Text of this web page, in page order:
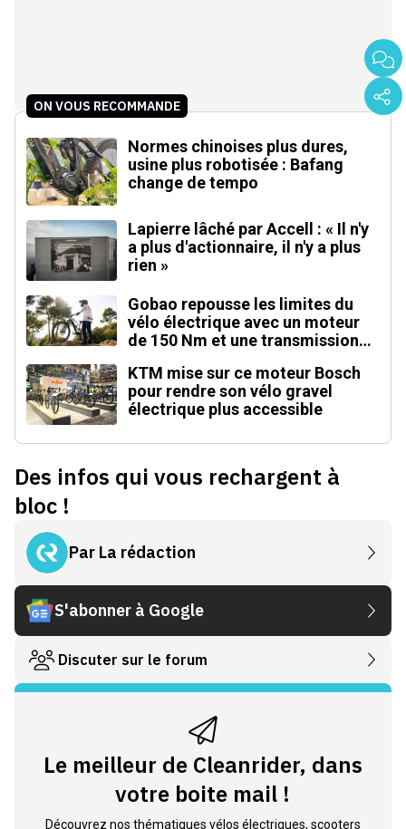
ON VOUS RECOMMANDE
Normes chinoises plus dures,
usine plus robotisée : Bafang
change de tempo
Lapierre lâché par Accell : « Il n'y
a plus d'actionnaire, il n'y a plus
rien »
Gobao repousse les limites du
vélo électrique avec un moteur
de 150 Nm et une transmission
KTM mise sur ce moteur Bosch
pour rendre son vélo gravel
électrique plus accessible
Des infos qui vous rechargent à
bloc !
Par La rédaction
S'abonner à Google
Discuter sur le forum
Le meilleur de Cleanrider, dans
votre boite mail !
Découvrez nos thématiques vélos électriques, scooters